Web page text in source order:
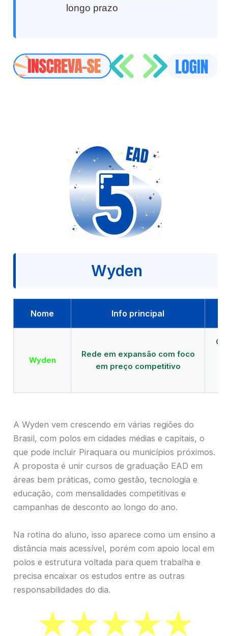
longo prazo
Wyden
Nome Info principal
Wyden
Rede em expansão com foco
em preço competitivo
A Wyden vem crescendo em várias regiões do
Brasil, com polos em cidades médias e capitais, o
que pode incluir Piraquara ou municípios próximos.
A proposta é unir cursos de graduação EAD em
áreas bem práticas, como gestão, tecnologia e
educação, com mensalidades competitivas e
campanhas de desconto ao longo do ano.
Na rotina do aluno, isso aparece como um ensino a
distância mais acessível, porém com apoio local em
polos e estrutura voltada para quem trabalha e
precisa encaixar os estudos entre as outras
responsabilidades do dia.